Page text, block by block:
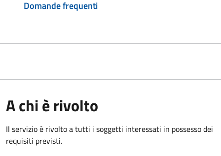
Domande frequenti
A chi è rivolto
Il servizio è rivolto a tutti i soggetti interessati in possesso dei
requisiti previsti.